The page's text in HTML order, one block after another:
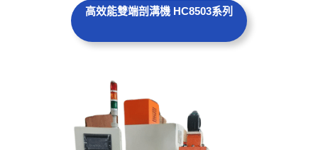
高效能雙端剖溝機 HC8503系列